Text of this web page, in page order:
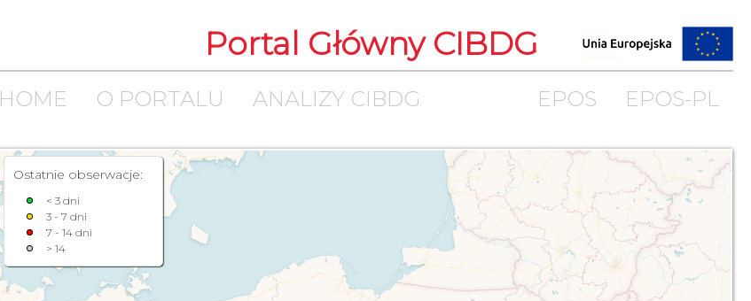
Portal Główny CIBDG
HOME O PORTALU ANALIZY CIBDG EPOS EPOS-PL
Ostatnie obserwacje:
< 3 dni
3 - 7 dni
7 - 14 dni
> 14